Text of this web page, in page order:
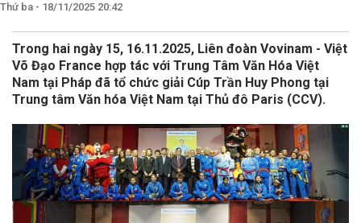
Thứ ba - 18/11/2025 20:42
Trong hai ngày 15, 16.11.2025, Liên đoàn Vovinam - Việt
Võ Đạo France hợp tác với Trung Tâm Văn Hóa Việt
Nam tại Pháp đã tổ chức giải Cúp Trần Huy Phong tại
Trung tâm Văn hóa Việt Nam tại Thủ đô Paris (CCV).